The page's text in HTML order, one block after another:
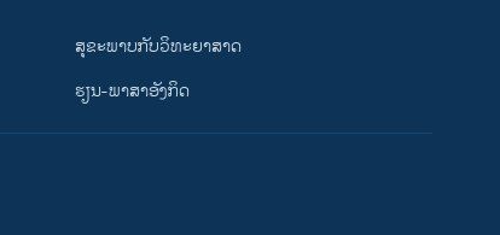
ສຸຂະພາບກັບວິທະຍາສາດ
ຮຽນ-ພາສາອັງກິດ